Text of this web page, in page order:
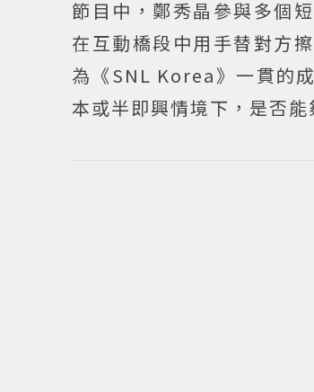
節目中，鄭秀晶參與多個
在互動橋段中用手替對方
為《SNL Korea》一貫的
本或半即興情境下，是否